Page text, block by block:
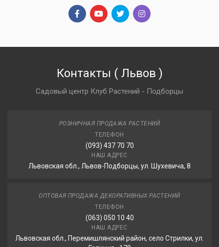
Контакты ( Львов )
Садовый центр Клуб Растений - Подборцы
РОЗНИЧНАЯ ПРОДАЖА РАСТЕНИЙ
ТЕЛЕФОН
(093) 437 70 70
НАШ АДРЕС
Львовская обл., Львов-Подборцы, ул. Шухевича, 8
ОПТОВАЯ ПРОДАЖА ДЕКОРАТИВНЫХ РАСТЕНИЙ
ТЕЛЕФОН
(063) 050 10 40
НАШ АДРЕС
Львовская обл., Перемишлянский район, село Стрилки, ул.